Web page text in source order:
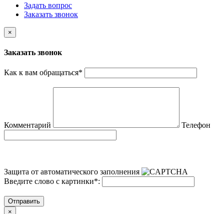
Задать вопрос
Заказать звонок
×
Заказать звонок
Как к вам обращаться*
Комментарий Телефон
Защита от автоматического заполнения
Введите слово с картинки*:
Отправить
×